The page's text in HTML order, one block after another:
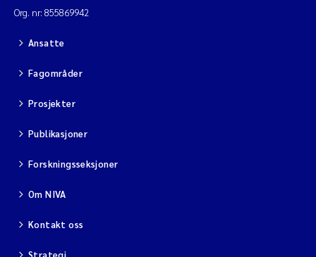
Org. nr: 855869942
Ansatte
Fagområder
Prosjekter
Publikasjoner
Forskningsseksjoner
Om NIVA
Kontakt oss
Strategi